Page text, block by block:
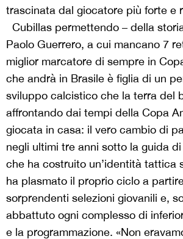
trascinata dal giocatore più forte e
Cubillas permettendo – della
Paolo Guerrero, a cui mancano 7
miglior marcatore di sempre in
che andrà in Brasile è figlia di un
sviluppo calcistico che la terra del
affrontando dai tempi della Copa
giocata in casa: il vero cambio di
negli ultimi tre anni sotto la guida
che ha costruito un’identità tattica
ha plasmato il proprio ciclo a
sorprendenti selezioni giovanili e,
abbattuto ogni complesso di
e la programmazione. «Non